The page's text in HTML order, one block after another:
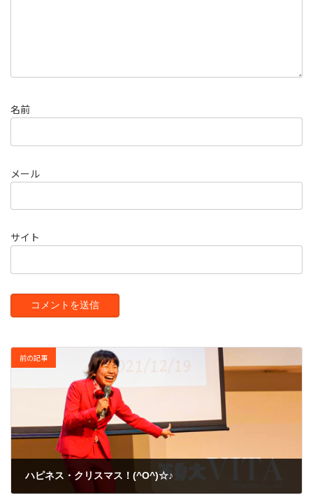
名前
メール
サイト
前の記事
ハピネス・クリスマス！(^O^)☆♪